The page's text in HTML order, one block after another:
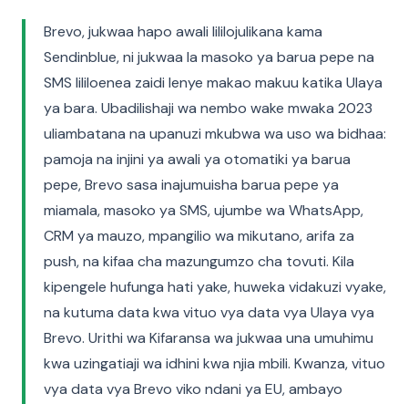
Brevo, jukwaa hapo awali lililojulikana kama
Sendinblue, ni jukwaa la masoko ya barua pepe na
SMS lililoenea zaidi lenye makao makuu katika Ulaya
ya bara. Ubadilishaji wa nembo wake mwaka 2023
uliambatana na upanuzi mkubwa wa uso wa bidhaa:
pamoja na injini ya awali ya otomatiki ya barua
pepe, Brevo sasa inajumuisha barua pepe ya
miamala, masoko ya SMS, ujumbe wa WhatsApp,
CRM ya mauzo, mpangilio wa mikutano, arifa za
push, na kifaa cha mazungumzo cha tovuti. Kila
kipengele hufunga hati yake, huweka vidakuzi vyake,
na kutuma data kwa vituo vya data vya Ulaya vya
Brevo. Urithi wa Kifaransa wa jukwaa una umuhimu
kwa uzingatiaji wa idhini kwa njia mbili. Kwanza, vituo
vya data vya Brevo viko ndani ya EU, ambayo